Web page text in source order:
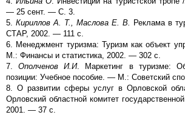
— 25 сент. — С. 3.
5. Кириллов А. Т., Маслова Е. В. Реклама в
СТАР, 2002. — 111 с.
6. Менеджмент туризма: Туризм как объект
М.: Финансы и статистика, 2002. — 302 с.
7.Ополченов И.И. Маркетинг в туризме:
позиции: Учебное пособие. — М.: Советский
8. О развитии сферы услуг в Орловской
Орловский областной комитет
2001. — 37 с.